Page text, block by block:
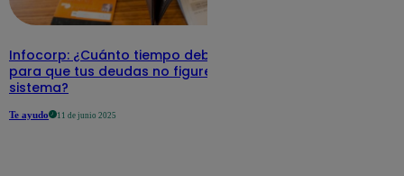
Infocorp: ¿Cuánto tiempo debe pasar
para que tus deudas no figuren en su
sistema?
Te ayudo 11 de junio 2025